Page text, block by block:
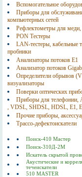
Вспомогательное
Приборы для
компьютерных сетей
Рефлектометры для
PON Тестеры
LAN-тестеры, кабельные
пробники
Анализаторы потоков E1
Анализатор потоков
Определители обрывов
визуализаторы
Поверки оптических
Приборы для телефонии,
, VDSL, SHDSL, HDSL, Е1,
Прочие приборы,
Трассо-дефектоискатели
Поиск-410 Мастер
Поиск-310Д-2M
Искатель скрытой
Акустические и
течеискатели
510 MASTER